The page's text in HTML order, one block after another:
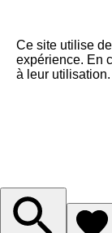
Ce site utilise
expérience. En
à leur utilisation.